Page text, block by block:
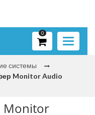
Toggle
0
системы
Monitor Audio
Monitor